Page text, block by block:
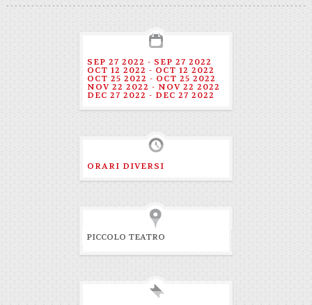
SEP 27 2022 - SEP 27 2022
OCT 12 2022 - OCT 12 2022
OCT 25 2022 - OCT 25 2022
NOV 22 2022 - NOV 22 2022
DEC 27 2022 - DEC 27 2022
ORARI DIVERSI
PICCOLO TEATRO